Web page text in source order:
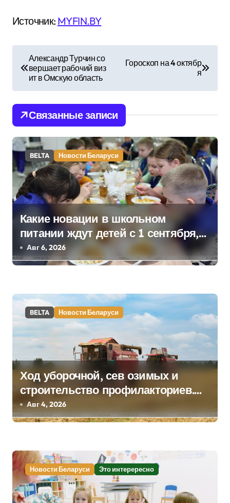
Источник: MYFIN.BY
в
и
г
а
ц
и
я
п
о
а
п
с
я
м
Александр Турчин со
вершает рабочий виз
ит в Омскую область
Гороскоп на 4 октябр
я
Связанные записи
BELTA Новости Беларуси
Какие новации в школьном
питании ждут детей с 1 сентября,
рассказали в правительстве
Авг 6, 2026
BELTA Новости Беларуси
Ход уборочной, сев озимых и
строительство профилакториев.
Лукашенко заслушал доклад главы
Минсельхозпрода
Авг 4, 2026
Новости Беларуси Это интерересно